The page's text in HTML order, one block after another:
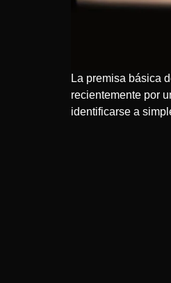
La premisa básica
recientemente por
identificarse a